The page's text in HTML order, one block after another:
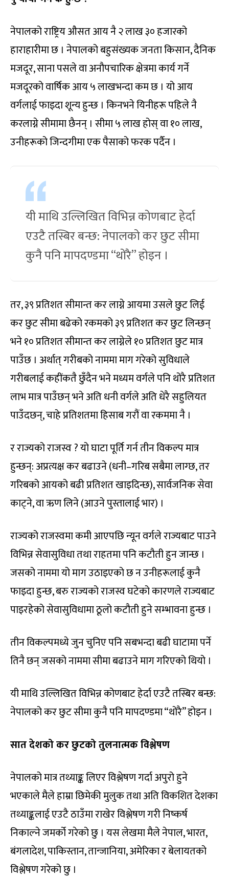
नेपालको राष्ट्रिय औसत आय नै २ लाख ३० हजारको
हाराहारीमा छ । नेपालको बहुसंख्यक जनता किसान, दैनिक
मजदूर, साना पसले वा अनौपचारिक क्षेत्रमा कार्य गर्ने
मजदूरको वार्षिक आय ५ लाखभन्दा कम छ । यो आय
वर्गलाई फाइदा शून्य हुन्छ । किनभने यिनीहरू पहिले नै
करलाग्ने सीमामा छैनन् । सीमा ५ लाख होस् वा १० लाख,
उनीहरूको जिन्दगीमा एक पैसाको फरक पर्दैन ।
यी माथि उल्लिखित विभिन्न कोणबाट हेर्दा
एउटै तस्बिर बन्छ: नेपालको कर छुट सीमा
कुनै पनि मापदण्डमा “थोरै” होइन ।
तर, ३९ प्रतिशत सीमान्त कर लाग्ने आयमा उसले छुट लिई
कर छुट सीमा बढेको रकमको ३९ प्रतिशत कर छुट लिन्छन्
भने १० प्रतिशत सीमान्त कर लाग्नेले १० प्रतिशत छुट मात्र
पाउँछ । अर्थात् गरीबको नाममा माग गरेको सुविधाले
गरीबलाई कहींकतै छुँदैन भने मध्यम वर्गले पनि थोरै प्रतिशत
लाभ मात्र पाउँछन् भने अति धनी वर्गले अति धेरै सहुलियत
पाउँदछन्, चाहे प्रतिशतमा हिसाब गरौं वा रकममा नै ।
र राज्यको राजस्व ? यो घाटा पूर्ति गर्न तीन विकल्प मात्र
हुन्छन्: अप्रत्यक्ष कर बढाउने (धनी–गरिब सबैमा लाग्छ, तर
गरिबको आयको बढी प्रतिशत खाइदिन्छ), सार्वजनिक सेवा
काट्ने, वा ऋण लिने (आउने पुस्तालाई भार) ।
राज्यको राजस्वमा कमी आएपछि न्यून वर्गले राज्यबाट पाउने
विभिन्न सेवासुविधा तथा राहतमा पनि कटौती हुन जान्छ ।
जसको नाममा यो माग उठाइएको छ न उनीहरूलाई कुनै
फाइदा हुन्छ, बरु राज्यको राजस्व घटेको कारणले राज्यबाट
पाइरहेको सेवासुविधामा ठूलो कटौती हुने सम्भावना हुन्छ ।
तीन विकल्पमध्ये जुन चुनिए पनि सबभन्दा बढी घाटामा पर्ने
तिनै छन् जसको नाममा सीमा बढाउने माग गरिएको थियो ।
यी माथि उल्लिखित विभिन्न कोणबाट हेर्दा एउटै तस्बिर बन्छ:
नेपालको कर छुट सीमा कुनै पनि मापदण्डमा “थोरै” होइन ।
सात देशको कर छुटको तुलनात्मक विश्लेषण
नेपालको मात्र तथ्याङ्क लिएर विश्लेषण गर्दा अपुरो हुने
भएकाले मैले हाम्रा छिमेकी मुलुक तथा अति विकशित देशका
तथ्याङ्कलाई एउटै ठाउँमा राखेर विश्लेषण गरी निष्कर्ष
निकाल्ने जमर्को गरेको छु । यस लेखमा मैले नेपाल, भारत,
बंगलादेश, पाकिस्तान, तान्जानिया, अमेरिका र बेलायतको
विश्लेषण गरेको छु ।